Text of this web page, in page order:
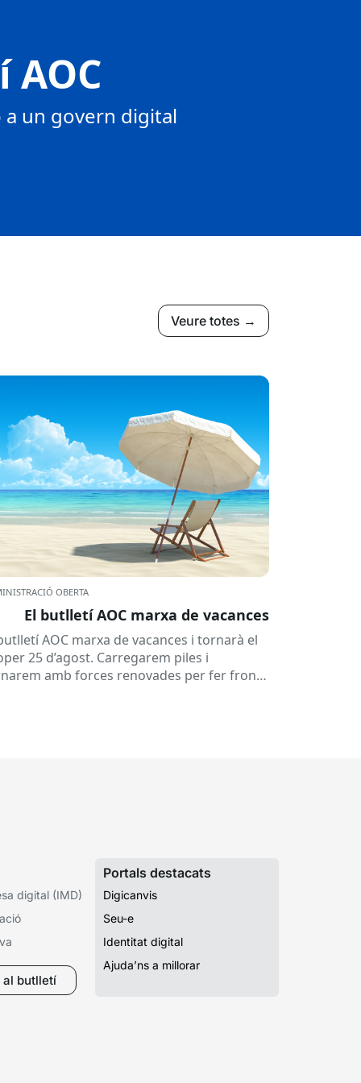
a un govern digital
Veure totes →
OBERTA
El butlletí AOC marxa de vacances
AOC marxa de vacances i tornarà el
25 d’agost. Carregarem piles i
amb forces renovades per fer front
digital (IMD)
butlletí
Portals destacats
Digicanvis
Seu-e
Identitat digital
Ajuda’ns a millorar